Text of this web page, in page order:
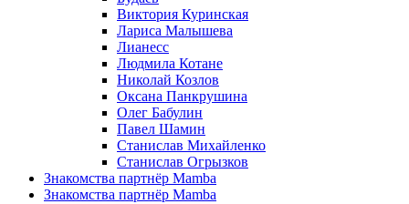
Виктория Куринская
Лариса Малышева
Лианесс
Людмила Котане
Николай Козлов
Оксана Панкрушина
Олег Бабулин
Павел Шамин
Станислав Михайленко
Станислав Огрызков
Знакомства партнёр Mamba
Знакомства партнёр Mamba